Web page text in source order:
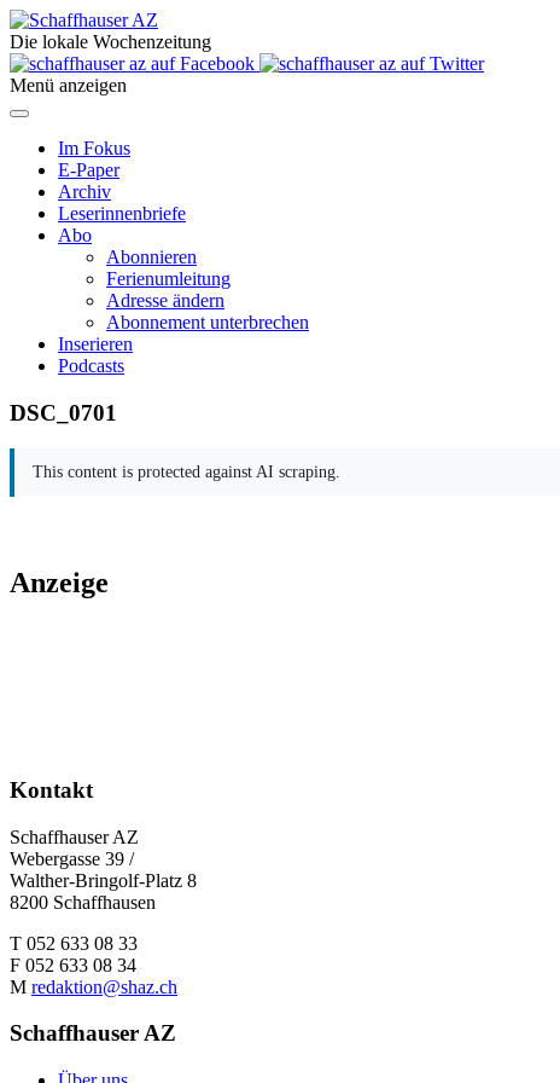
Die lokale Wochenzeitung
Menü anzeigen
Im Fokus
E-Paper
Archiv
Leserinnenbriefe
Abo
Abonnieren
Ferienumleitung
Adresse ändern
Abonnement unterbrechen
Inserieren
Podcasts
DSC_0701
This content is protected against AI scraping.
Anzeige
Kontakt
Schaffhauser AZ
Webergasse 39 /
Walther-Bringolf-Platz 8
8200 Schaffhausen
T 052 633 08 33
F 052 633 08 34
M redaktion@shaz.ch
Schaffhauser AZ